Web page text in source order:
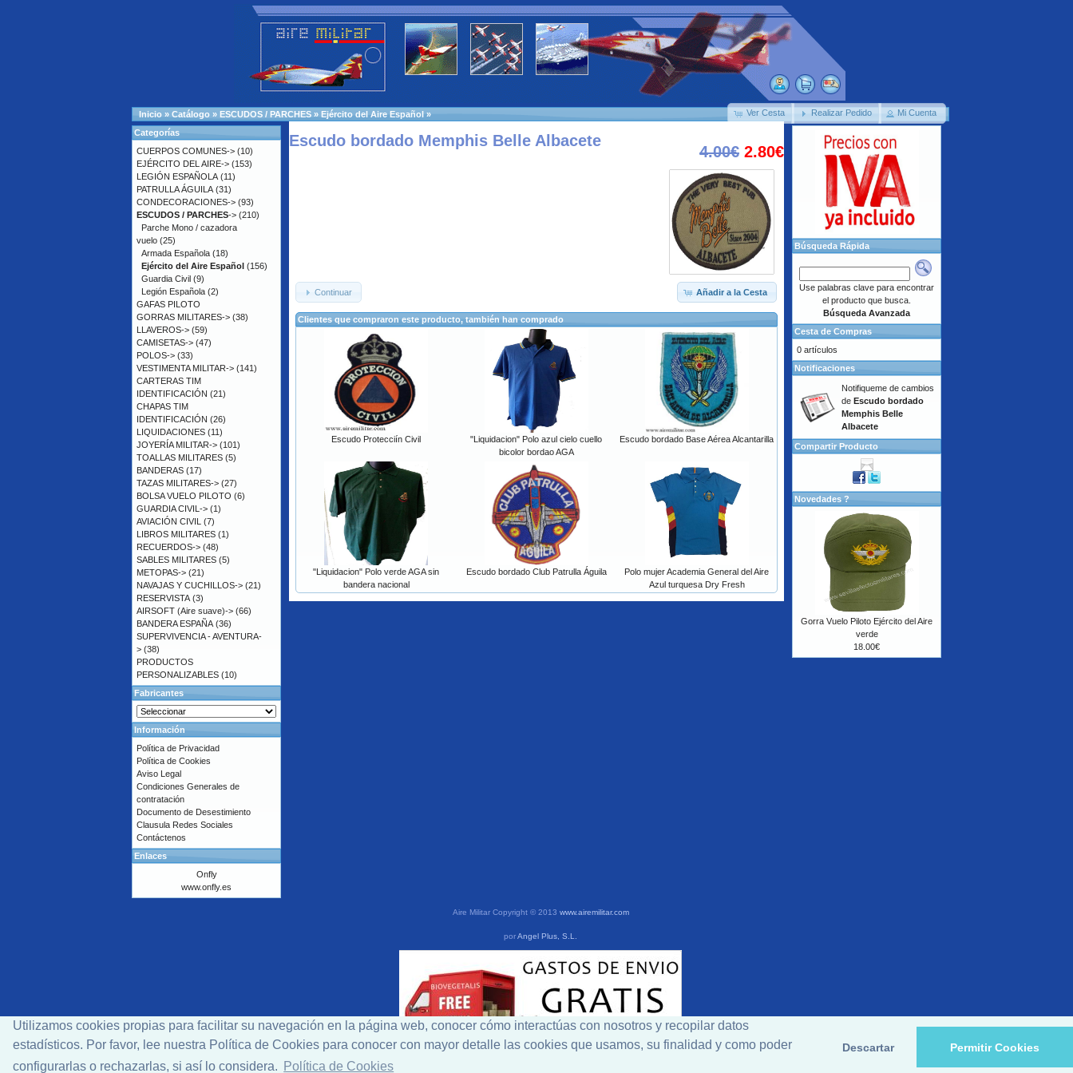
Utilizamos cookies propias para facilitar su navegación en la página web, conocer cómo interactúas con nosotros y recopilar datos
estadísticos. Por favor, lee nuestra Política de Cookies para conocer con mayor detalle las cookies que usamos, su finalidad y como poder
configurarlas o rechazarlas, si así lo considera.
Política de Cookies
Descartar Permitir Cookies
Ver Cesta Realizar Pedido Mi Cuenta
Inicio » Catálogo » ESCUDOS / PARCHES » Ejército del Aire Español »
4.00€ 2.80€
Escudo bordado Memphis Belle Albacete
Añadir a la Cesta
Continuar
Clientes que compraron este producto, también han comprado
Escudo Protecciín Civil
"Liquidacion" Polo azul cielo cuello
bicolor bordao AGA
Escudo bordado Base Aérea Alcantarilla
"Liquidacion" Polo verde AGA sin
bandera nacional
Escudo bordado Club Patrulla Águila
Polo mujer Academia General del Aire
Azul turquesa Dry Fresh
Categorías
CUERPOS COMUNES-> (10)
EJÉRCITO DEL AIRE-> (153)
LEGIÓN ESPAÑOLA (11)
PATRULLA ÁGUILA (31)
CONDECORACIONES-> (93)
ESCUDOS / PARCHES-> (210)
Parche Mono / cazadora
vuelo (25)
Armada Española (18)
Ejército del Aire Español (156)
Guardia Civil (9)
Legión Española (2)
GAFAS PILOTO
GORRAS MILITARES-> (38)
LLAVEROS-> (59)
CAMISETAS-> (47)
POLOS-> (33)
VESTIMENTA MILITAR-> (141)
CARTERAS TIM
IDENTIFICACIÓN (21)
CHAPAS TIM
IDENTIFICACIÓN (26)
LIQUIDACIONES (11)
JOYERÍA MILITAR-> (101)
TOALLAS MILITARES (5)
BANDERAS (17)
TAZAS MILITARES-> (27)
BOLSA VUELO PILOTO (6)
GUARDIA CIVIL-> (1)
AVIACIÓN CIVIL (7)
LIBROS MILITARES (1)
RECUERDOS-> (48)
SABLES MILITARES (5)
METOPAS-> (21)
NAVAJAS Y CUCHILLOS-> (21)
RESERVISTA (3)
AIRSOFT (Aire suave)-> (66)
BANDERA ESPAÑA (36)
SUPERVIVENCIA - AVENTURA-
> (38)
PRODUCTOS
PERSONALIZABLES (10)
Fabricantes
Información
Política de Privacidad
Política de Cookies
Aviso Legal
Condiciones Generales de
contratación
Documento de Desestimiento
Clausula Redes Sociales
Contáctenos
Enlaces
Onfly
www.onfly.es
Búsqueda Rápida
Use palabras clave para encontrar
el producto que busca.
Búsqueda Avanzada
Cesta de Compras
0 artículos
Notificaciones
Notifiqueme de cambios
de Escudo bordado
Memphis Belle
Albacete
Compartir Producto
Novedades ?
Gorra Vuelo Piloto Ejército del Aire
verde
18.00€
Aire Militar Copyright © 2013 www.airemilitar.com
porAngel Plus, S.L.